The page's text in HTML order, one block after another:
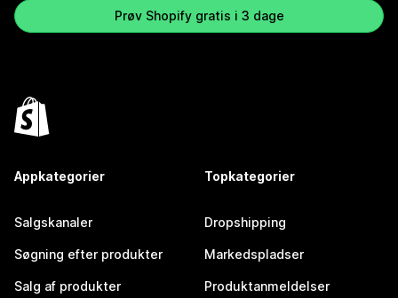
Prøv Shopify gratis i 3 dage
Appkategorier
Salgskanaler
Søgning efter produkter
Salg af produkter
Topkategorier
Dropshipping
Markedspladser
Produktanmeldelser